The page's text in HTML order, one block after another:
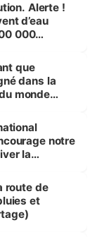
Alerte !
d’eau
000
que
dans la
monde
notre
la
route de
et